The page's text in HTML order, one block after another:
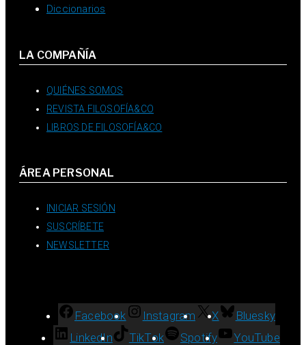
Diccionarios
LA COMPAÑÍA
QUIÉNES SOMOS
REVISTA FILOSOFÍA&CO
LIBROS DE FILOSOFÍA&CO
ÁREA PERSONAL
INICIAR SESIÓN
SUSCRÍBETE
NEWSLETTER
Facebook Instagram X
Bluesky
LinkedIn
TikTok Spotify YouTube